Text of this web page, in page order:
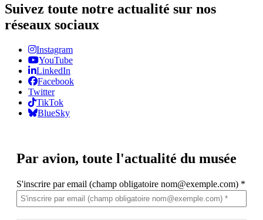
Suivez toute notre actualité sur nos
réseaux sociaux
Instagram
YouTube
LinkedIn
Facebook
Twitter
TikTok
BlueSky
Par avion, toute l'actualité du musée
S'inscrire par email (champ obligatoire nom@exemple.com) *